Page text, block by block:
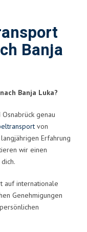
Banja
Banja Luka?
genau
von
Erfahrung
wir einen
auf internationale
Genehmigungen